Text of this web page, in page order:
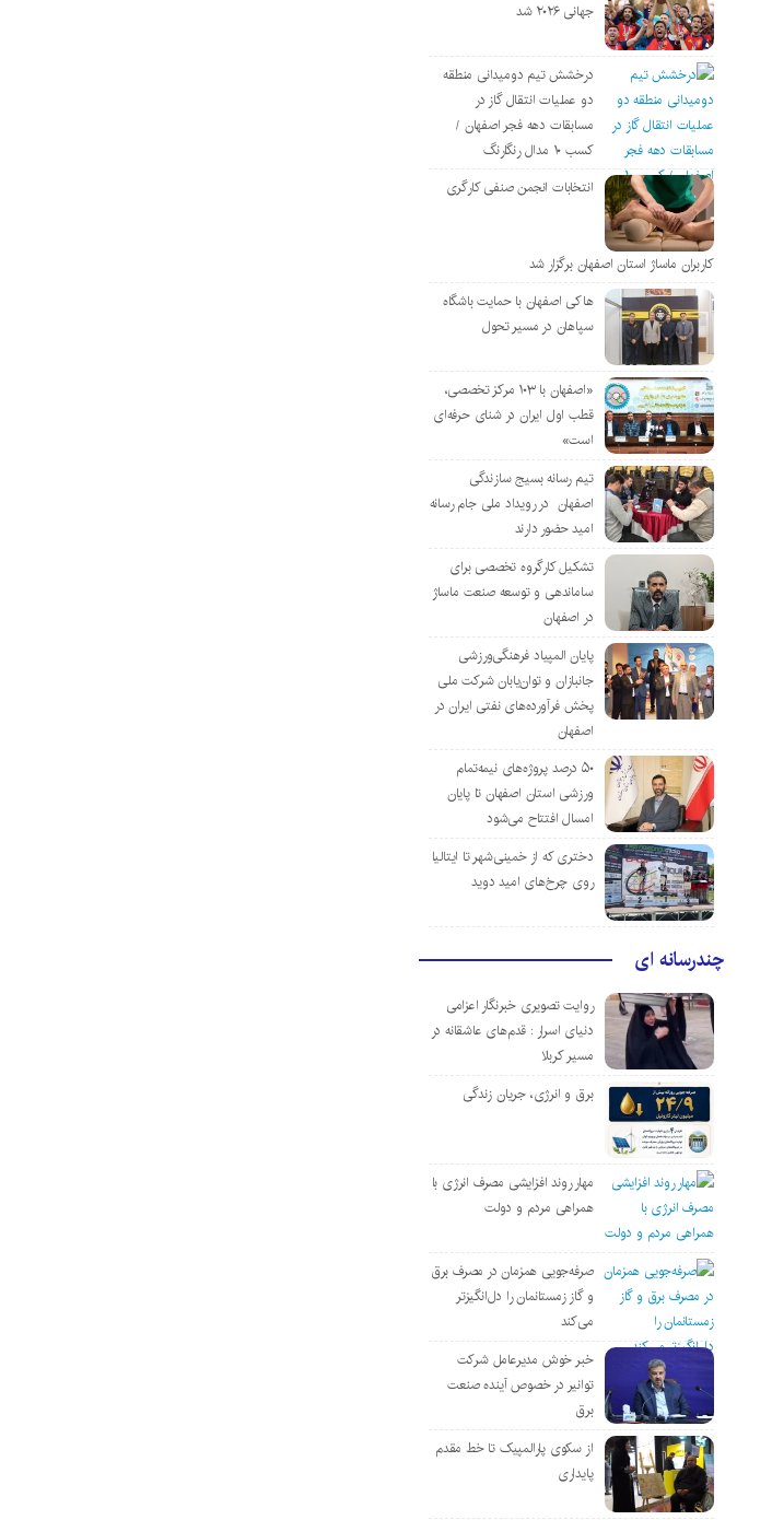
جهانی ۲۰۲۶ شد
درخشش تیم دومیدانی منطقه
دو عملیات انتقال گاز در
مسابقات دهه فجر اصفهان /
کسب ۱۰ مدال رنگارنگ
انتخابات انجمن صنفی کارگری
کاربران ماساژ استان اصفهان برگزار شد
هاکی اصفهان با حمایت باشگاه
سپاهان در مسیر تحول
«اصفهان با ۱۰۳ مرکز تخصصی،
قطب اول ایران در شنای حرفه‌ای
است»
تیم رسانه بسیج سازندگی
اصفهان در رویداد ملی جام رسانه
امید حضور دارند
تشکیل کارگروه تخصصی برای
ساماندهی و توسعه صنعت ماساژ
در اصفهان
پایان المپیاد فرهنگی‌ورزشی
جانبازان و توان‌یابان شرکت ملی
پخش فرآورده‌های نفتی ایران در
اصفهان
۵۰ درصد پروژه‌های نیمه‌تمام
ورزشی استان اصفهان تا پایان
امسال افتتاح می‌شود
دختری که از خمینی‌شهر تا ایتالیا
روی چرخ‌های امید دوید
چندرسانه ای
روایت تصویری خبرنگار اعزامی
دنیای اسرار : قدم‌های عاشقانه در
مسیر کربلا
برق و انرژی، جریان زندگی
مهار روند افزایشی مصرف انرژی با
همراهی مردم و دولت
صرفه‌جویی همزمان در مصرف برق
و گاز زمستانمان را دل‌انگیزتر
می‌کند
خبر خوش مدیرعامل شرکت
توانیر در خصوص آینده صنعت
برق
از سکوی پارالمپیک تا خط مقدم
پایداری